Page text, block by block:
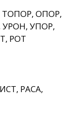
ОПОР,
УРОН, УПОР,
РОТ
РАСА,